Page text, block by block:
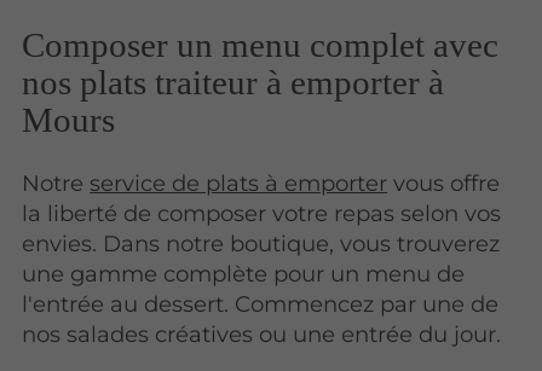
Composer un menu complet avec
nos plats traiteur à emporter à
Mours
Notre service de plats à emporter vous offre
la liberté de composer votre repas selon vos
envies. Dans notre boutique, vous trouverez
une gamme complète pour un menu de
l'entrée au dessert. Commencez par une de
nos salades créatives ou une entrée du jour.